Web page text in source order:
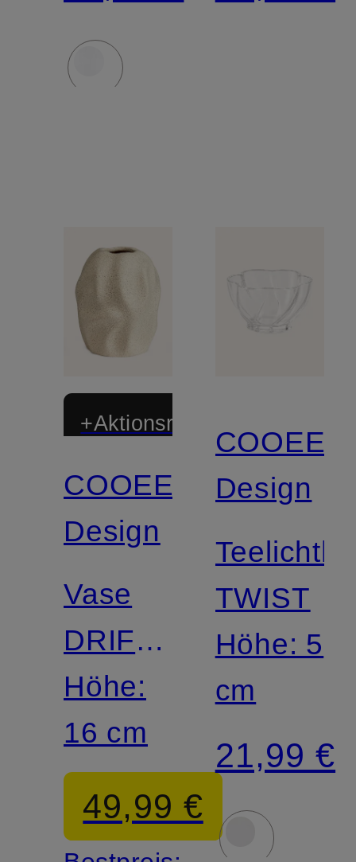
+Aktionsrabatt
COOEE
Design
Vase
DRIFT
DESERT
Höhe:
16 cm
49,99 €
COOEE
Design
TWIST
Höhe: 5
cm
21,99 €